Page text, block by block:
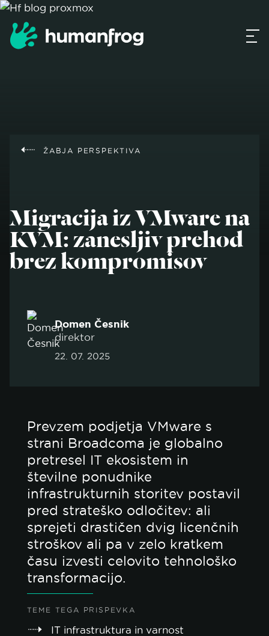
ŽABJA PERSPEKTIVA
Migracija iz VMware na
KVM: zanesljiv prehod
brez kompromisov
Domen Česnik
direktor
22. 07. 2025
Prevzem podjetja VMware s
strani Broadcoma je globalno
pretresel IT ekosistem in
številne ponudnike
infrastrukturnih storitev postavil
pred strateško odločitev: ali
sprejeti drastičen dvig licenčnih
stroškov ali pa v zelo kratkem
času izvesti celovito tehnološko
transformacijo.
TEME TEGA PRISPEVKA
IT infrastruktura in varnost